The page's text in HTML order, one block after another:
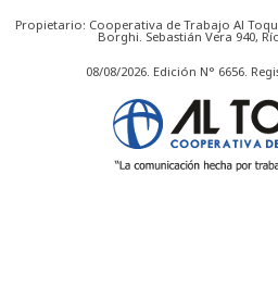
Propietario: Cooperativa de Trabajo Al
Borghi. Sebastián Vera 940,
08/08/2026. Edición N° 6656.